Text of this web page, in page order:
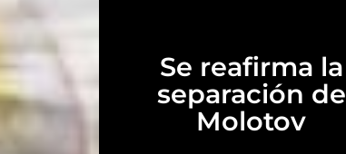
Se reafirma la
separación de
Molotov